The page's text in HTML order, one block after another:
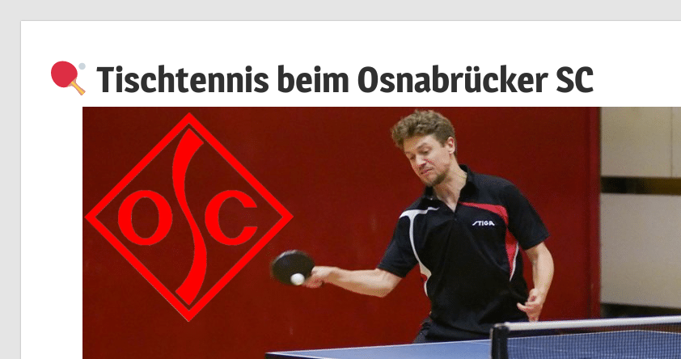
springen
Tischtennis beim Osnabrücker SC